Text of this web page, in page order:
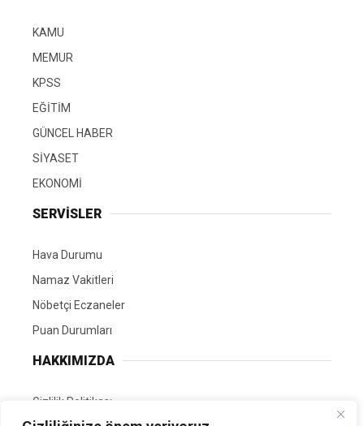
KAMU
MEMUR
KPSS
EĞİTİM
GÜNCEL HABER
SİYASET
EKONOMİ
SERVİSLER
Hava Durumu
Namaz Vakitleri
Nöbetçi Eczaneler
Puan Durumları
HAKKIMIZDA
Gizlilik Politikası